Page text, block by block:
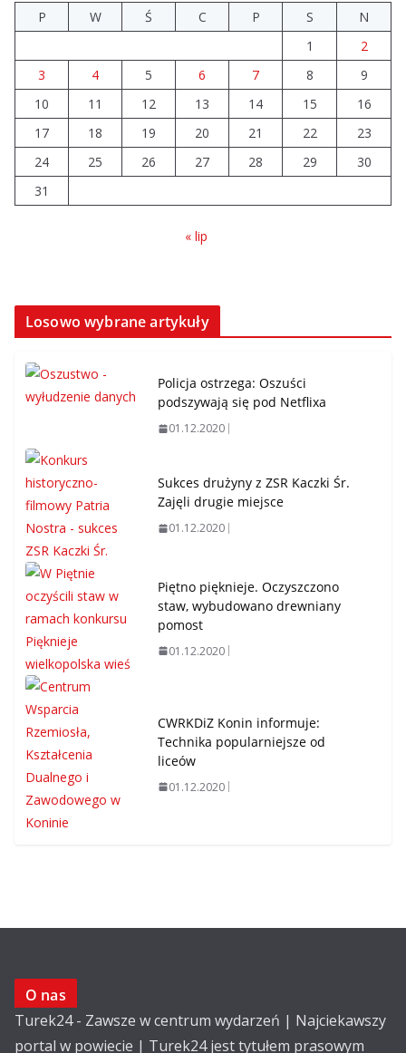
P
W Ś C P S
N
1
2
3
4 5 6 7 8
9
10
11 12 13 14 15
16
17
18 19 20 21 22
23
24
25 26 27 28 29
30
31
« lip
Losowo wybrane artykuły
Policja ostrzega: Oszuści
podszywają się pod Netflixa
01.12.2020
Sukces drużyny z ZSR Kaczki Śr.
Zajęli drugie miejsce
01.12.2020
Piętno pięknieje. Oczyszczono
staw, wybudowano drewniany
pomost
01.12.2020
CWRKDiZ Konin informuje:
Technika popularniejsze od
liceów
01.12.2020
O nas
Turek24 - Zawsze w centrum wydarzeń | Najciekawszy
portal w powiecie | Turek24 jest tytułem prasowym